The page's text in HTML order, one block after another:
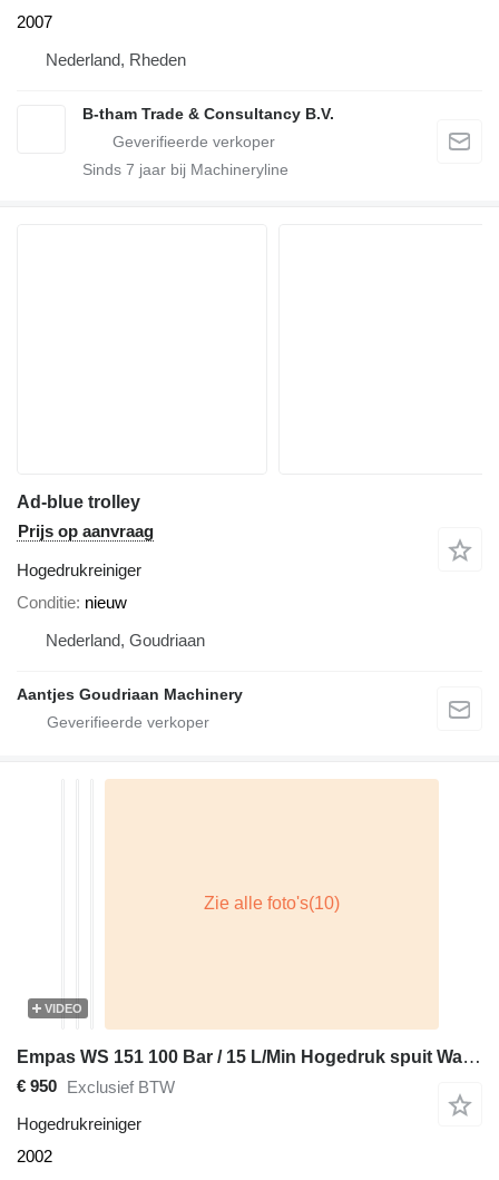
2007
Nederland, Rheden
B-tham Trade & Consultancy B.V.
Sinds 7 jaar bij Machineryline
Ad-blue trolley
Prijs op aanvraag
Hogedrukreiniger
Conditie nieuw
Nederland, Goudriaan
Aantjes Goudriaan Machinery
VIDEO
Empas WS 151 100 Bar / 15 L/Min Hogedruk spuit Watertank Mobiel
€ 950 Exclusief BTW
Hogedrukreiniger
2002